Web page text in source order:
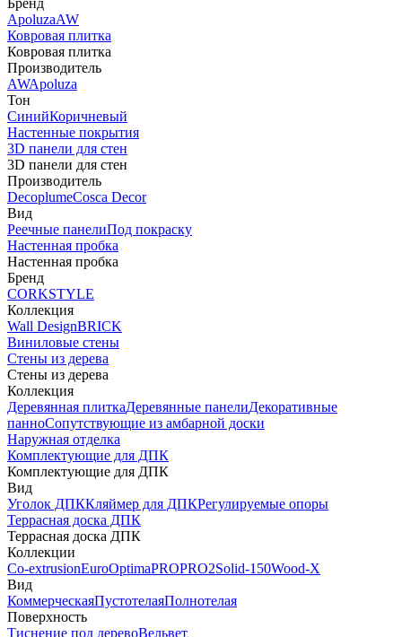
Бренд
ApoluzaAW
Ковровая плитка
Ковровая плитка
Производитель
AWApoluza
Тон
СинийКоричневый
Настенные покрытия
3D панели для стен
3D панели для стен
Производитель
DecoplumeCosca Decor
Вид
Реечные панелиПод покраску
Настенная пробка
Настенная пробка
Бренд
CORKSTYLE
Коллекция
Wall DesignBRICK
Виниловые стены
Стены из дерева
Стены из дерева
Коллекция
Деревянная плиткаДеревянные панелиДекоративные
панноСопутствующие из амбарной доски
Наружная отделка
Комплектующие для ДПК
Комплектующие для ДПК
Вид
Уголок ДПККляймер для ДПКРегулируемые опоры
Террасная доска ДПК
Террасная доска ДПК
Коллекции
Co-extrusionEuroOptimaPROPRO2Solid-150Wood-X
Вид
КоммерческаяПустотелаяПолнотелая
Поверхность
Тиснение под деревоВельвет